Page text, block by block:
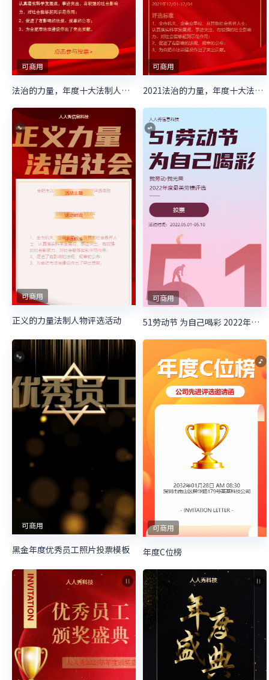
可商用
法治的力量，年度十大法制人物评选
可商用
2021法治的力量，年度十大法制人物评选
可商用
正义的力量法制人物评选活动
可商用
51劳动节 为自己喝彩 2022年度最美劳模评选
可商用
黑金年度优秀员工照片投票模板
可商用
年度C位榜